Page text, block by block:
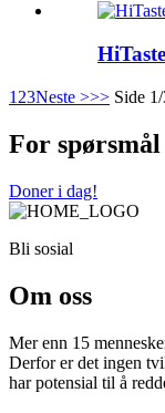
1 23Neste >>> Side
For
Doner i dag!
Bli sosial
Om oss
Mer enn 15
Derfor er det ingen
har potensial til å